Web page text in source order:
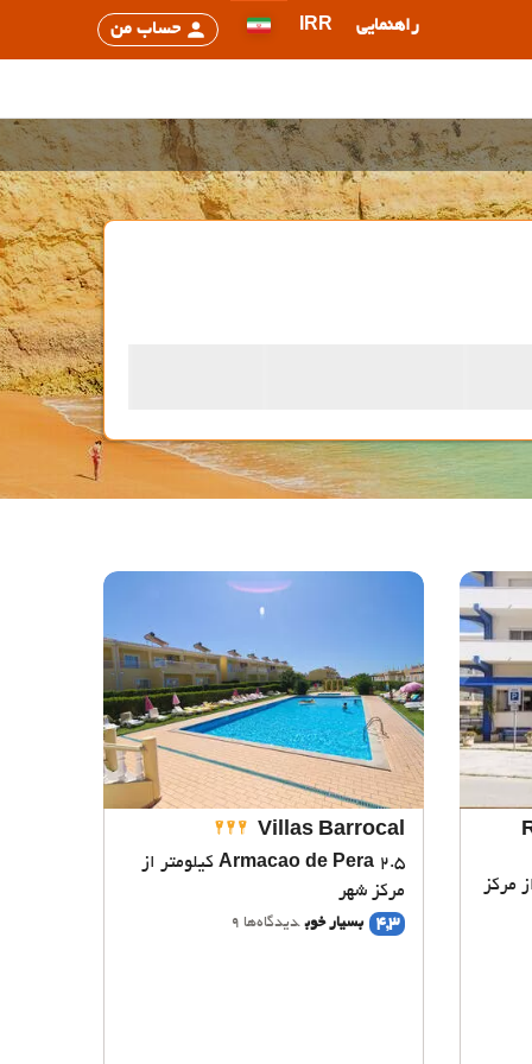
راهنمایی IRR حساب من
از مرکز
Villas Barrocal
Armacao de Pera 2.5 کیلومتر از
مرکز شهر
4,3
بسیار خوب دیدگاه‌ها 9